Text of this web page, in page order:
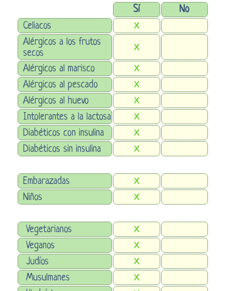
Sí
No
Celiacos
X
Alérgicos a los frutos
secos
X
Alérgicos al marisco X
Alérgicos al pescado X
Alérgicos al huevo X
Intolerantes a la lactosa X
Diabéticos con insulina X
Diabéticos sin insulina X
Embarazadas X
Niños X
Vegetarianos X
Veganos X
Judíos X
Musulmanes X